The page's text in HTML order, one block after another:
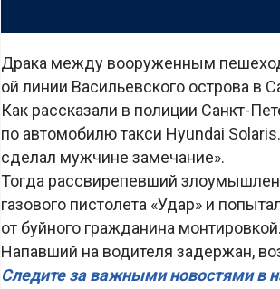
Драка между вооруженным
ой линии Васильевского острова в
Как рассказали в полиции Санкт-
по автомобилю такси Hyundai
сделал мужчине замечание».
Тогда рассвирепевший
газового пистолета «Удар» и
от буйного гражданина монтировкой.
Напавший на водителя задержан,
Следите за важными новостями в